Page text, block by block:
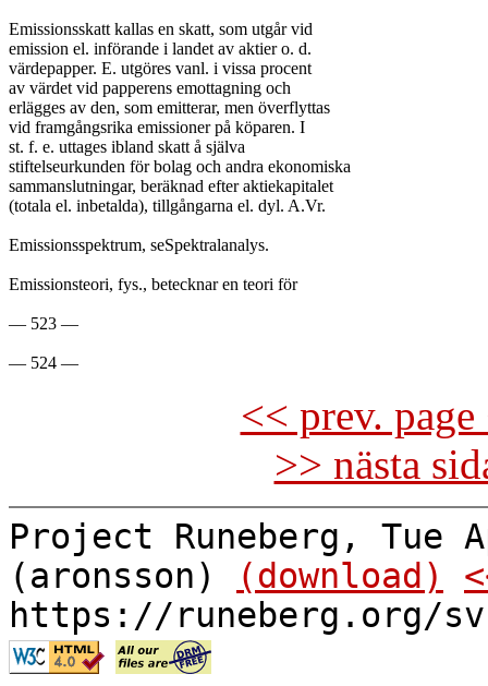
Emissionsskatt kallas en skatt, som utgår vid
emission el. införande i landet av aktier o. d.
värdepapper. E. utgöres vanl. i vissa procent
av värdet vid papperens emottagning och
erlägges av den, som emitterar, men överflyttas
vid framgångsrika emissioner på köparen. I
st. f. e. uttages ibland skatt å själva
stiftelseurkunden för bolag och andra ekonomiska
sammanslutningar, beräknad efter aktiekapitalet
(totala el. inbetalda), tillgångarna el. dyl. A.Vr.
Emissionsspektrum, seSpektralanalys.
Emissionsteori, fys., betecknar en teori för
— 523 —
<< prev.
>> nästa
Project Runeberg, Tue
(aronsson)
(download)
https://runeberg.org/